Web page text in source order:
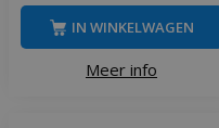
Meer info
IN WINKELWAGEN